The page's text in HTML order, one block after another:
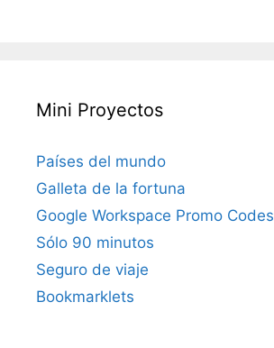
Mini Proyectos
Países del mundo
Galleta de la fortuna
Google Workspace Promo Codes
Sólo 90 minutos
Seguro de viaje
Bookmarklets